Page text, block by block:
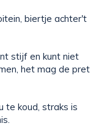
biertje achter't
stijf en kunt niet
het mag de pret
te koud, straks is